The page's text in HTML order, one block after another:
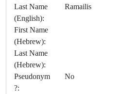
Last Name
(English):
Ramailis
First Name
(Hebrew):
Last Name
(Hebrew):
Pseudonym
?:
No